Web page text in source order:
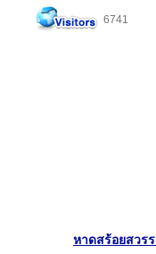
6741
หาดสร้อยสวร